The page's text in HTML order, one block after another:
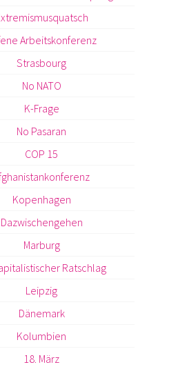
Arbeitskonferenz
Strasbourg
No NATO
K-Frage
No Pasaran
COP 15
Kopenhagen
Dazwischengehen
Marburg
Ratschlag
Leipzig
Dänemark
Kolumbien
18. März